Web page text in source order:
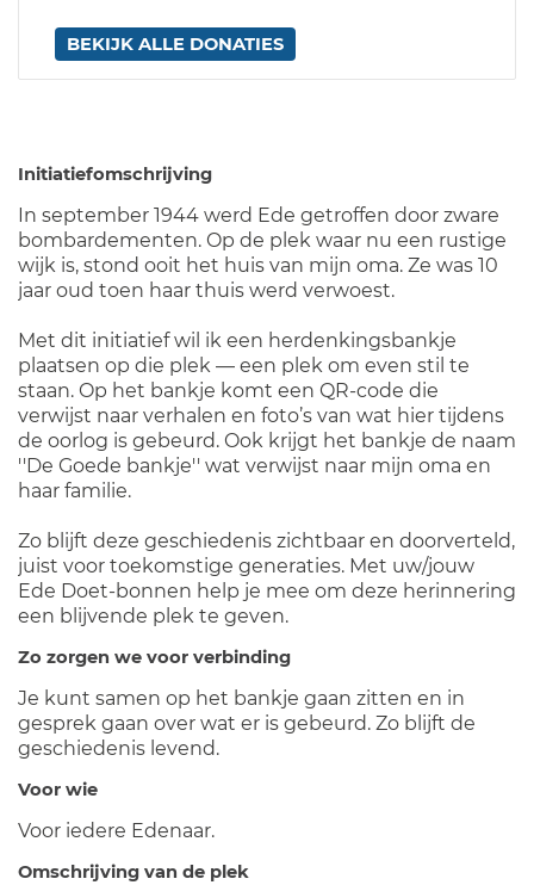
BEKIJK ALLE DONATIES
Initiatiefomschrijving
In september 1944 werd Ede getroffen door zware
bombardementen. Op de plek waar nu een rustige
wijk is, stond ooit het huis van mijn oma. Ze was 10
jaar oud toen haar thuis werd verwoest.
Met dit initiatief wil ik een herdenkingsbankje
plaatsen op die plek — een plek om even stil te
staan. Op het bankje komt een QR-code die
verwijst naar verhalen en foto’s van wat hier tijdens
de oorlog is gebeurd. Ook krijgt het bankje de naam
''De Goede bankje'' wat verwijst naar mijn oma en
haar familie.
Zo blijft deze geschiedenis zichtbaar en doorverteld,
juist voor toekomstige generaties. Met uw/jouw
Ede Doet-bonnen help je mee om deze herinnering
een blijvende plek te geven.
Zo zorgen we voor verbinding
Je kunt samen op het bankje gaan zitten en in
gesprek gaan over wat er is gebeurd. Zo blijft de
geschiedenis levend.
Voor wie
Voor iedere Edenaar.
Omschrijving van de plek